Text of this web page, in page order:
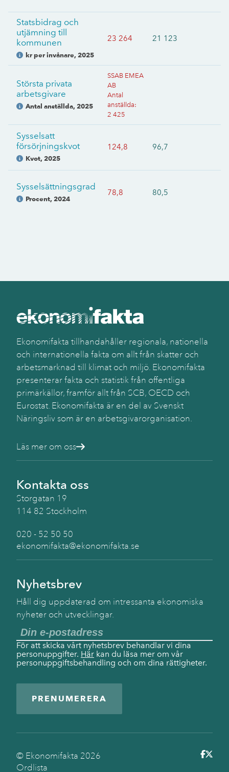
Statsbidrag och
utjämning till
kommunen
kr per invånare, 2025
23 264 21 123
Största privata
arbetsgivare
Antal anställda, 2025
SSAB EMEA
AB
Antal
anställda:
2 425
Sysselsatt
försörjningskvot
Kvot, 2025
124,8 96,7
Sysselsättningsgrad
Procent, 2024
78,8 80,5
Ekonomifakta tillhandahåller regionala, nationella
och internationella fakta om allt från skatter och
arbetsmarknad till klimat och miljö. Ekonomifakta
presenterar fakta och statistik från offentliga
primärkällor, framför allt från SCB, OECD och
Eurostat. Ekonomifakta är en del av Svenskt
Näringsliv som är en arbetsgivarorganisation.
Läs mer om oss
Kontakta oss
Storgatan 19
114 82 Stockholm
020 - 52 50 50
ekonomifakta@ekonomifakta.se
Nyhetsbrev
Håll dig uppdaterad om intressanta ekonomiska
nyheter och utvecklingar.
För att skicka vårt nyhetsbrev behandlar vi dina
personuppgifter. Här kan du läsa mer om vår
personuppgiftsbehandling och om dina rättigheter.
PRENUMERERA
© Ekonomifakta 2026
Ordlista